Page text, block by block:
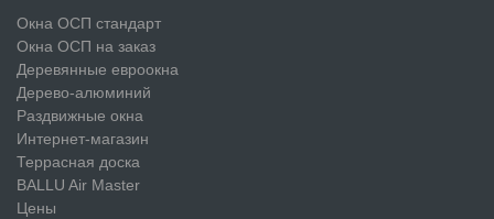
Окна ОСП стандарт
Окна ОСП на заказ
Деревянные евроокна
Дерево-алюминий
Раздвижные окна
Интернет-магазин
Террасная доска
BALLU Air Master
Цены